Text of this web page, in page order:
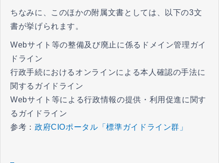
ちなみに、このほかの附属文書としては、以下の3文
書が挙げられます。
Webサイト等の整備及び廃止に係るドメイン管理ガイ
ドライン
行政手続におけるオンラインによる本人確認の手法に
関するガイドライン
Webサイト等による行政情報の提供・利用促進に関す
るガイドライン
参考： 政府CIOポータル「標準ガイドライン群」